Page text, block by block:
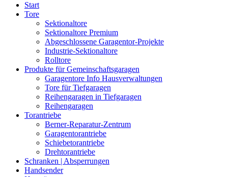
Start
Tore
Sektionaltore
Sektionaltore Premium
Abgeschlossene Garagentor-Projekte
Industrie-Sektionaltore
Rolltore
Produkte für Gemeinschaftsgaragen
Garagentore Info Hausverwaltungen
Tore für Tiefgaragen
Reihengaragen in Tiefgaragen
Reihengaragen
Torantriebe
Berner-Reparatur-Zentrum
Garagentorantriebe
Schiebetorantriebe
Drehtorantriebe
Schranken | Absperrungen
Handsender